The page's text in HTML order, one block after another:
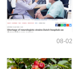
08-02